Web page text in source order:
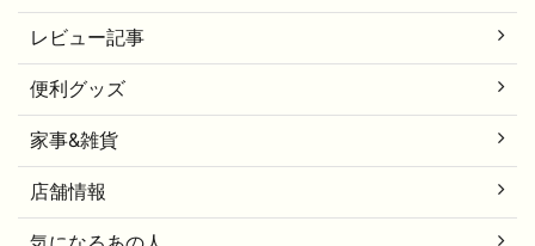
レビュー記事
便利グッズ
家事&雑貨
店舗情報